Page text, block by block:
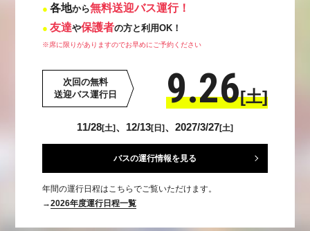
各地から無料送迎バス運行！
友達や保護者の方と利用OK！
※席に限りがありますのでお早めにご予約ください
次回の無料
送迎バス運行日
9.26[土]
11/28[土] 、12/13[日] 、2027/3/27[土]
バスの運行情報を見る
年間の運行日程はこちらでご覧いただけます。
→2026年度運行日程一覧